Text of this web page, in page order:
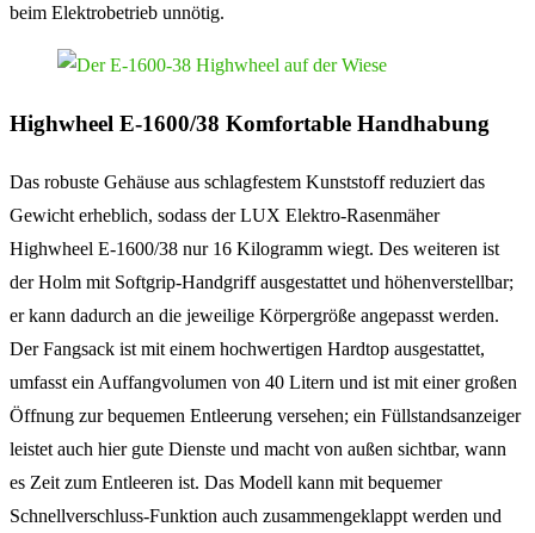
beim Elektrobetrieb unnötig.
Highwheel E-1600/38 Komfortable Handhabung
Das robuste Gehäuse aus schlagfestem Kunststoff reduziert das
Gewicht erheblich, sodass der LUX Elektro-Rasenmäher
Highwheel E-1600/38 nur 16 Kilogramm wiegt. Des weiteren ist
der Holm mit Softgrip-Handgriff ausgestattet und höhenverstellbar;
er kann dadurch an die jeweilige Körpergröße angepasst werden.
Der Fangsack ist mit einem hochwertigen Hardtop ausgestattet,
umfasst ein Auffangvolumen von 40 Litern und ist mit einer großen
Öffnung zur bequemen Entleerung versehen; ein Füllstandsanzeiger
leistet auch hier gute Dienste und macht von außen sichtbar, wann
es Zeit zum Entleeren ist. Das Modell kann mit bequemer
Schnellverschluss-Funktion auch zusammengeklappt werden und